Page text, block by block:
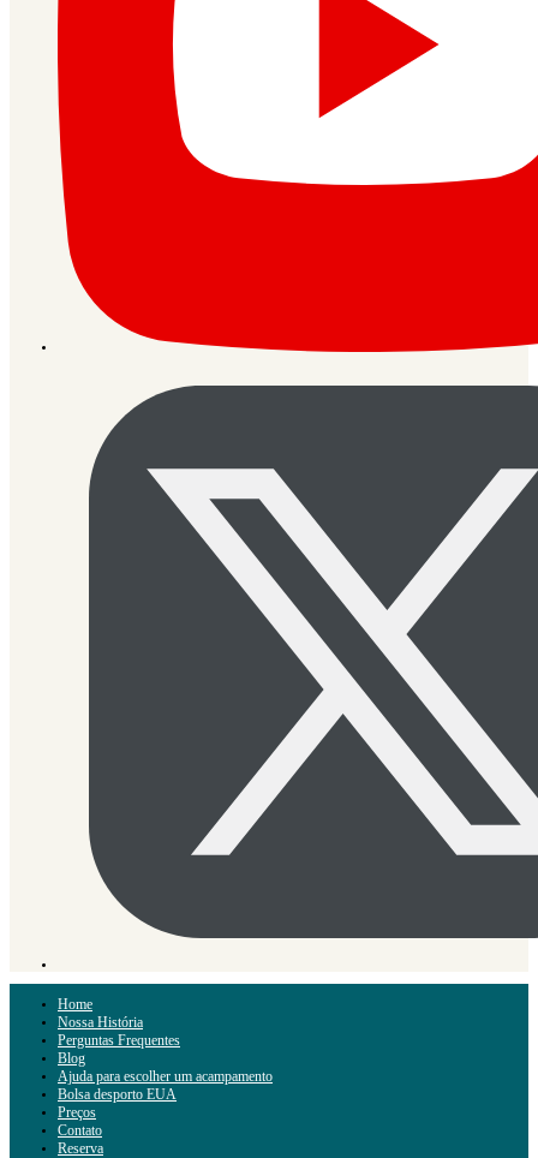
Home
Nossa História
Perguntas Frequentes
Blog
Ajuda para escolher um acampamento
Bolsa desporto EUA
Preços
Contato
Reserva